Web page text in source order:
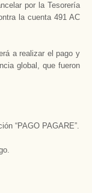
por la Tesorería
la cuenta 491 AC
a realizar el pago y
global, que fueron
“PAGO PAGARE”.